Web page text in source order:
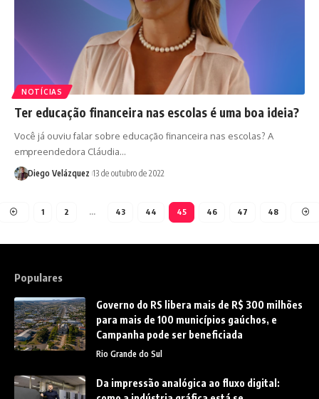
NOTÍCIAS
Ter educação financeira nas escolas é uma boa ideia?
Você já ouviu falar sobre educação financeira nas escolas? A
empreendedora Cláudia…
Diego Velázquez 13 de outubro de 2022
1 2 … 43 44 45 46 47 48
Populares
Governo do RS libera mais de R$ 300 milhões
para mais de 100 municípios gaúchos, e
Campanha pode ser beneficiada
Rio Grande do Sul
Da impressão analógica ao fluxo digital: